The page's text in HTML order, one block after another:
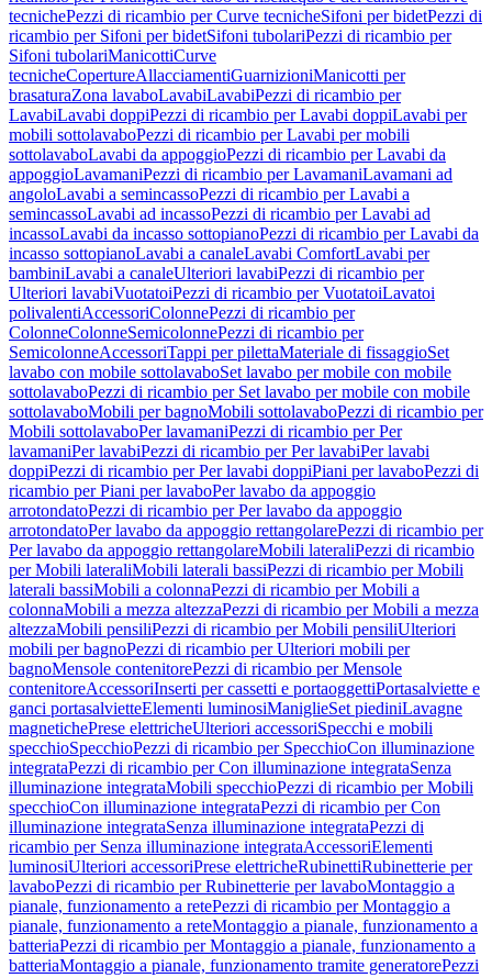
tecnichePezzi di ricambio per Curve tecnicheSifoni per bidetPezzi di
ricambio per Sifoni per bidetSifoni tubolariPezzi di ricambio per
Sifoni tubolariManicottiCurve
tecnicheCopertureAllacciamentiGuarnizioniManicotti per
brasaturaZona lavaboLavabiLavabiPezzi di ricambio per
LavabiLavabi doppiPezzi di ricambio per Lavabi doppiLavabi per
mobili sottolavaboPezzi di ricambio per Lavabi per mobili
sottolavaboLavabi da appoggioPezzi di ricambio per Lavabi da
appoggioLavamaniPezzi di ricambio per LavamaniLavamani ad
angoloLavabi a semincassoPezzi di ricambio per Lavabi a
semincassoLavabi ad incassoPezzi di ricambio per Lavabi ad
incassoLavabi da incasso sottopianoPezzi di ricambio per Lavabi da
incasso sottopianoLavabi a canaleLavabi ComfortLavabi per
bambiniLavabi a canaleUlteriori lavabiPezzi di ricambio per
Ulteriori lavabiVuotatoiPezzi di ricambio per VuotatoiLavatoi
polivalentiAccessoriColonnePezzi di ricambio per
ColonneColonneSemicolonnePezzi di ricambio per
SemicolonneAccessoriTappi per pilettaMateriale di fissaggioSet
lavabo con mobile sottolavaboSet lavabo per mobile con mobile
sottolavaboPezzi di ricambio per Set lavabo per mobile con mobile
sottolavaboMobili per bagnoMobili sottolavaboPezzi di ricambio per
Mobili sottolavaboPer lavamaniPezzi di ricambio per Per
lavamaniPer lavabiPezzi di ricambio per Per lavabiPer lavabi
doppiPezzi di ricambio per Per lavabi doppiPiani per lavaboPezzi di
ricambio per Piani per lavaboPer lavabo da appoggio
arrotondatoPezzi di ricambio per Per lavabo da appoggio
arrotondatoPer lavabo da appoggio rettangolarePezzi di ricambio per
Per lavabo da appoggio rettangolareMobili lateraliPezzi di ricambio
per Mobili lateraliMobili laterali bassiPezzi di ricambio per Mobili
laterali bassiMobili a colonnaPezzi di ricambio per Mobili a
colonnaMobili a mezza altezzaPezzi di ricambio per Mobili a mezza
altezzaMobili pensiliPezzi di ricambio per Mobili pensiliUlteriori
mobili per bagnoPezzi di ricambio per Ulteriori mobili per
bagnoMensole contenitorePezzi di ricambio per Mensole
contenitoreAccessoriInserti per cassetti e portaoggettiPortasalviette e
ganci portasalvietteElementi luminosiManiglieSet piediniLavagne
magnetichePrese elettricheUlteriori accessoriSpecchi e mobili
specchioSpecchioPezzi di ricambio per SpecchioCon illuminazione
integrataPezzi di ricambio per Con illuminazione integrataSenza
illuminazione integrataMobili specchioPezzi di ricambio per Mobili
specchioCon illuminazione integrataPezzi di ricambio per Con
illuminazione integrataSenza illuminazione integrataPezzi di
ricambio per Senza illuminazione integrataAccessoriElementi
luminosiUlteriori accessoriPrese elettricheRubinettiRubinetterie per
lavaboPezzi di ricambio per Rubinetterie per lavaboMontaggio a
pianale, funzionamento a retePezzi di ricambio per Montaggio a
pianale, funzionamento a reteMontaggio a pianale, funzionamento a
batteriaPezzi di ricambio per Montaggio a pianale, funzionamento a
batteriaMontaggio a pianale, funzionamento tramite generatorePezzi